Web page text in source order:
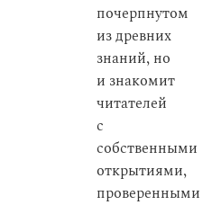
почерпнутом
из древних
знаний, но
и знакомит
читателей
с
собственными
открытиями,
проверенными